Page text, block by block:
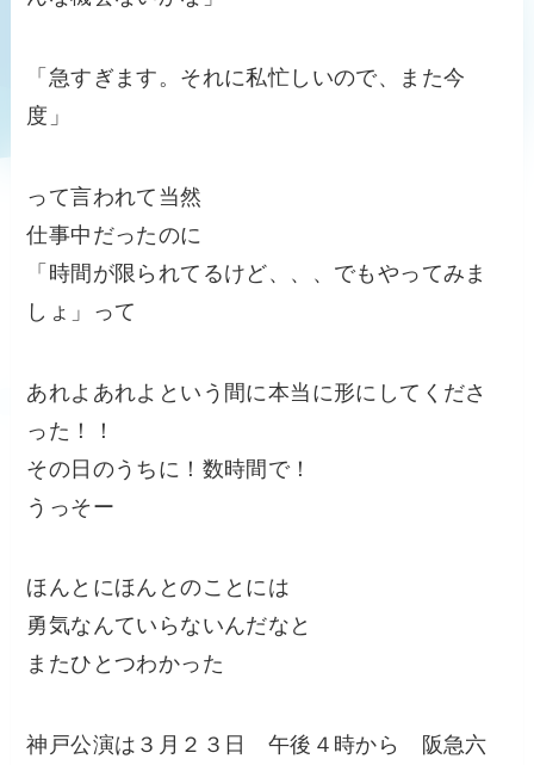
「急すぎます。それに私忙しいので、また今
度」
って言われて当然
仕事中だったのに
「時間が限られてるけど、、、でもやってみま
しょ」って
あれよあれよという間に本当に形にしてくださ
った！！
その日のうちに！数時間で！
うっそー
ほんとにほんとのことには
勇気なんていらないんだなと
またひとつわかった
神戸公演は３月２３日 午後４時から 阪急六